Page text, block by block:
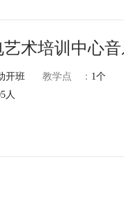
艺术培训中心
开班 教学点 ： 1个
人